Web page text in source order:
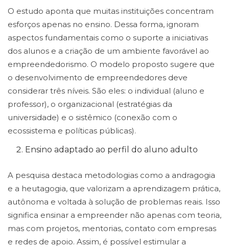
O estudo aponta que muitas instituições concentram
esforços apenas no ensino. Dessa forma, ignoram
aspectos fundamentais como o suporte a iniciativas
dos alunos e a criação de um ambiente favorável ao
empreendedorismo. O modelo proposto sugere que
o desenvolvimento de empreendedores deve
considerar três níveis. São eles: o individual (aluno e
professor), o organizacional (estratégias da
universidade) e o sistêmico (conexão com o
ecossistema e políticas públicas).
Ensino adaptado ao perfil do aluno adulto
A pesquisa destaca metodologias como a andragogia
e a heutagogia, que valorizam a aprendizagem prática,
autônoma e voltada à solução de problemas reais. Isso
significa ensinar a empreender não apenas com teoria,
mas com projetos, mentorias, contato com empresas
e redes de apoio. Assim, é possível estimular a